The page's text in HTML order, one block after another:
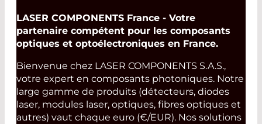
LASER COMPONENTS France - Votre
partenaire compétent pour les composants
optiques et optoélectroniques en France.
Bienvenue chez LASER COMPONENTS S.A.S.,
votre expert en composants photoniques. Notre
large gamme de produits (détecteurs, diodes
laser, modules laser, optiques, fibres optiques et
autres) vaut chaque euro (€/EUR). Nos solutions